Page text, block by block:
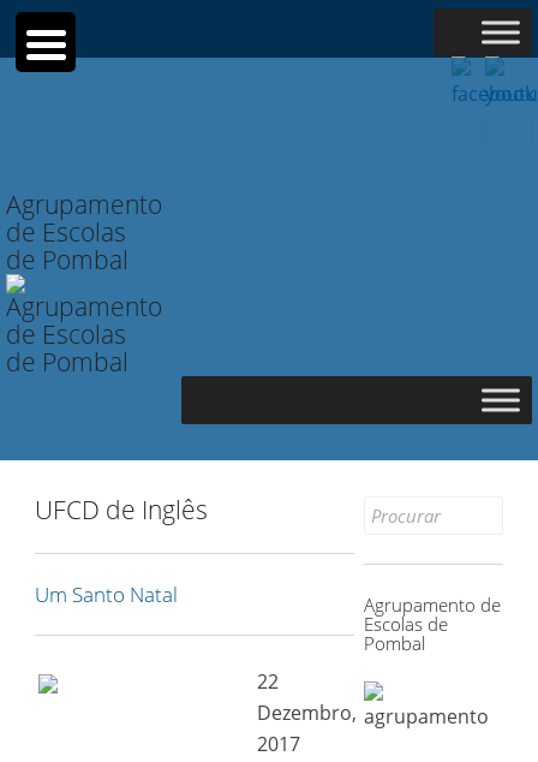
Agrupamento
de Escolas
de Pombal
UFCD de Inglês
Um Santo Natal
22
Dezembro,
2017
Search
Agrupamento de
Escolas de
Pombal